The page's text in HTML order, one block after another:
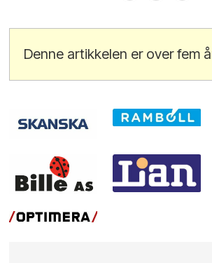
Denne artikkelen er over fem